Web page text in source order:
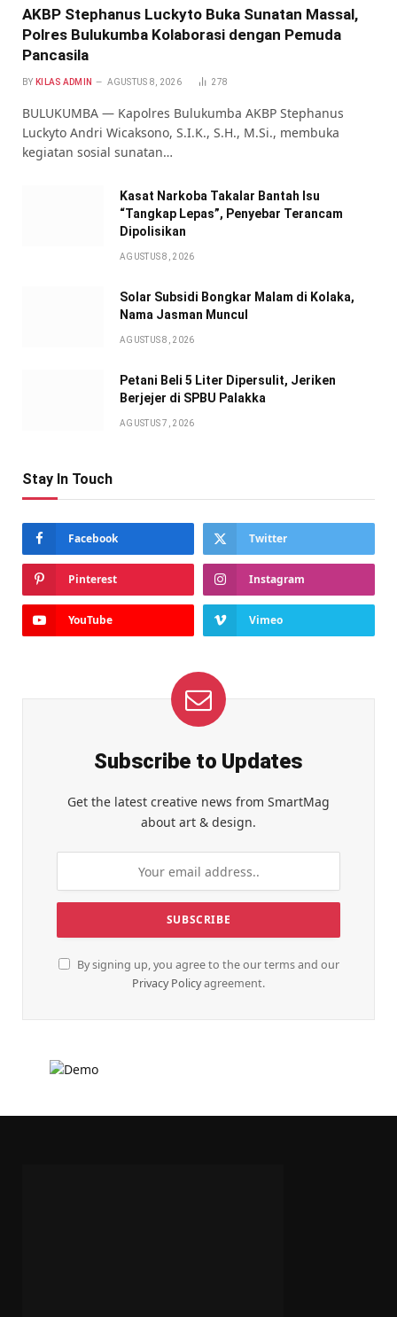
AKBP Stephanus Luckyto Buka Sunatan Massal,
Polres Bulukumba Kolaborasi dengan Pemuda
Pancasila
BY KILAS ADMIN AGUSTUS 8, 2026 278
BULUKUMBA — Kapolres Bulukumba AKBP Stephanus
Luckyto Andri Wicaksono, S.I.K., S.H., M.Si., membuka
kegiatan sosial sunatan…
Kasat Narkoba Takalar Bantah Isu
“Tangkap Lepas”, Penyebar Terancam
Dipolisikan
AGUSTUS 8, 2026
Solar Subsidi Bongkar Malam di Kolaka,
Nama Jasman Muncul
AGUSTUS 8, 2026
Petani Beli 5 Liter Dipersulit, Jeriken
Berjejer di SPBU Palakka
AGUSTUS 7, 2026
Stay In Touch
Facebook Twitter
Pinterest Instagram
YouTube Vimeo
Subscribe to Updates
Get the latest creative news from SmartMag
about art & design.
By signing up, you agree to the our terms and our
Privacy Policyagreement.